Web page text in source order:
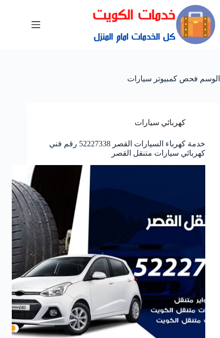
الوسم فحص كمبيوتر سيارات
كهربائي سيارات
خدمة كهرباء السيارات القصر 52227338 رقم فني
كهربائي سيارات متنقل القصر